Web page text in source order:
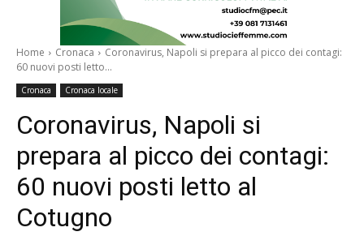
Home Cronaca
Coronavirus, Napoli si prepara al picco dei contagi:
60 nuovi posti letto...
Cronaca Cronaca locale
Coronavirus, Napoli si
prepara al picco dei contagi:
60 nuovi posti letto al
Cotugno